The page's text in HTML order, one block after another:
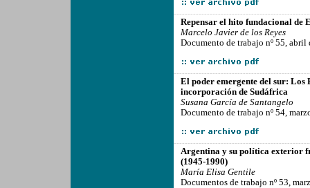
Repensar el hito fundacional de
Marcelo Javier de los Reyes
Documento de trabajo nº 55, abril
El poder emergente del sur:
incorporación de Sudáfrica
Susana García de Santangelo
Documento de trabajo nº 54,
Argentina y su política exterior
(1945-1990)
María Elisa Gentile
Documentos de trabajo nº 53,